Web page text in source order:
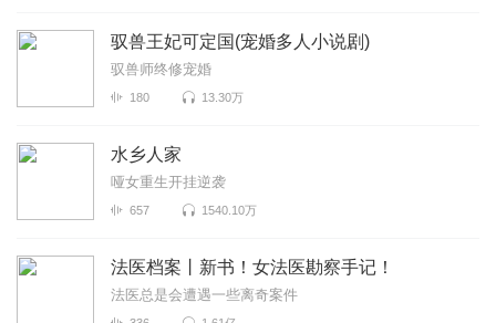
驭兽王妃可定国(宠婚多人小说剧)
驭兽师终修宠婚
180 13.30万
水乡人家
哑女重生开挂逆袭
657 1540.10万
法医档案丨新书！女法医勘察手记！
法医总是会遭遇一些离奇案件